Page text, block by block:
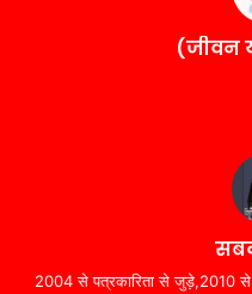
(जीवन
2004 से पत्रकारिता से जुड़े,2010